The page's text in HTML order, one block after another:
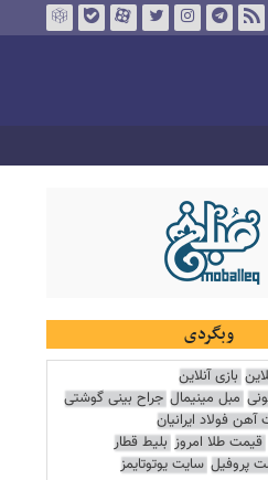
وبگردی
بازی آنلاین
مبل مینیمال جراح بینی گوشتی
فولاد ایرانیان
قیمت طلا امروز بلیط قطار
پروفیل سایت یوتوتایمز